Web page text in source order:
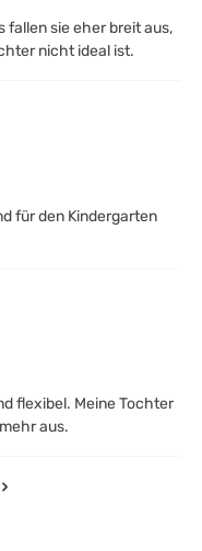
fallen sie eher breit aus,
nicht ideal ist.
für den Kindergarten
flexibel. Meine Tochter
aus.